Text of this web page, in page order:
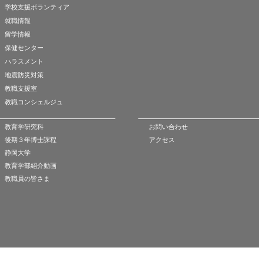
学校支援ボランティア
就職情報
留学情報
保健センター
ハラスメント
地震防災対策
教職支援室
教職コンシェルジュ
教育学研究科
後期３年博士課程
静岡大学
教育学部紹介動画
教職員の皆さま
お問い合わせ
アクセス